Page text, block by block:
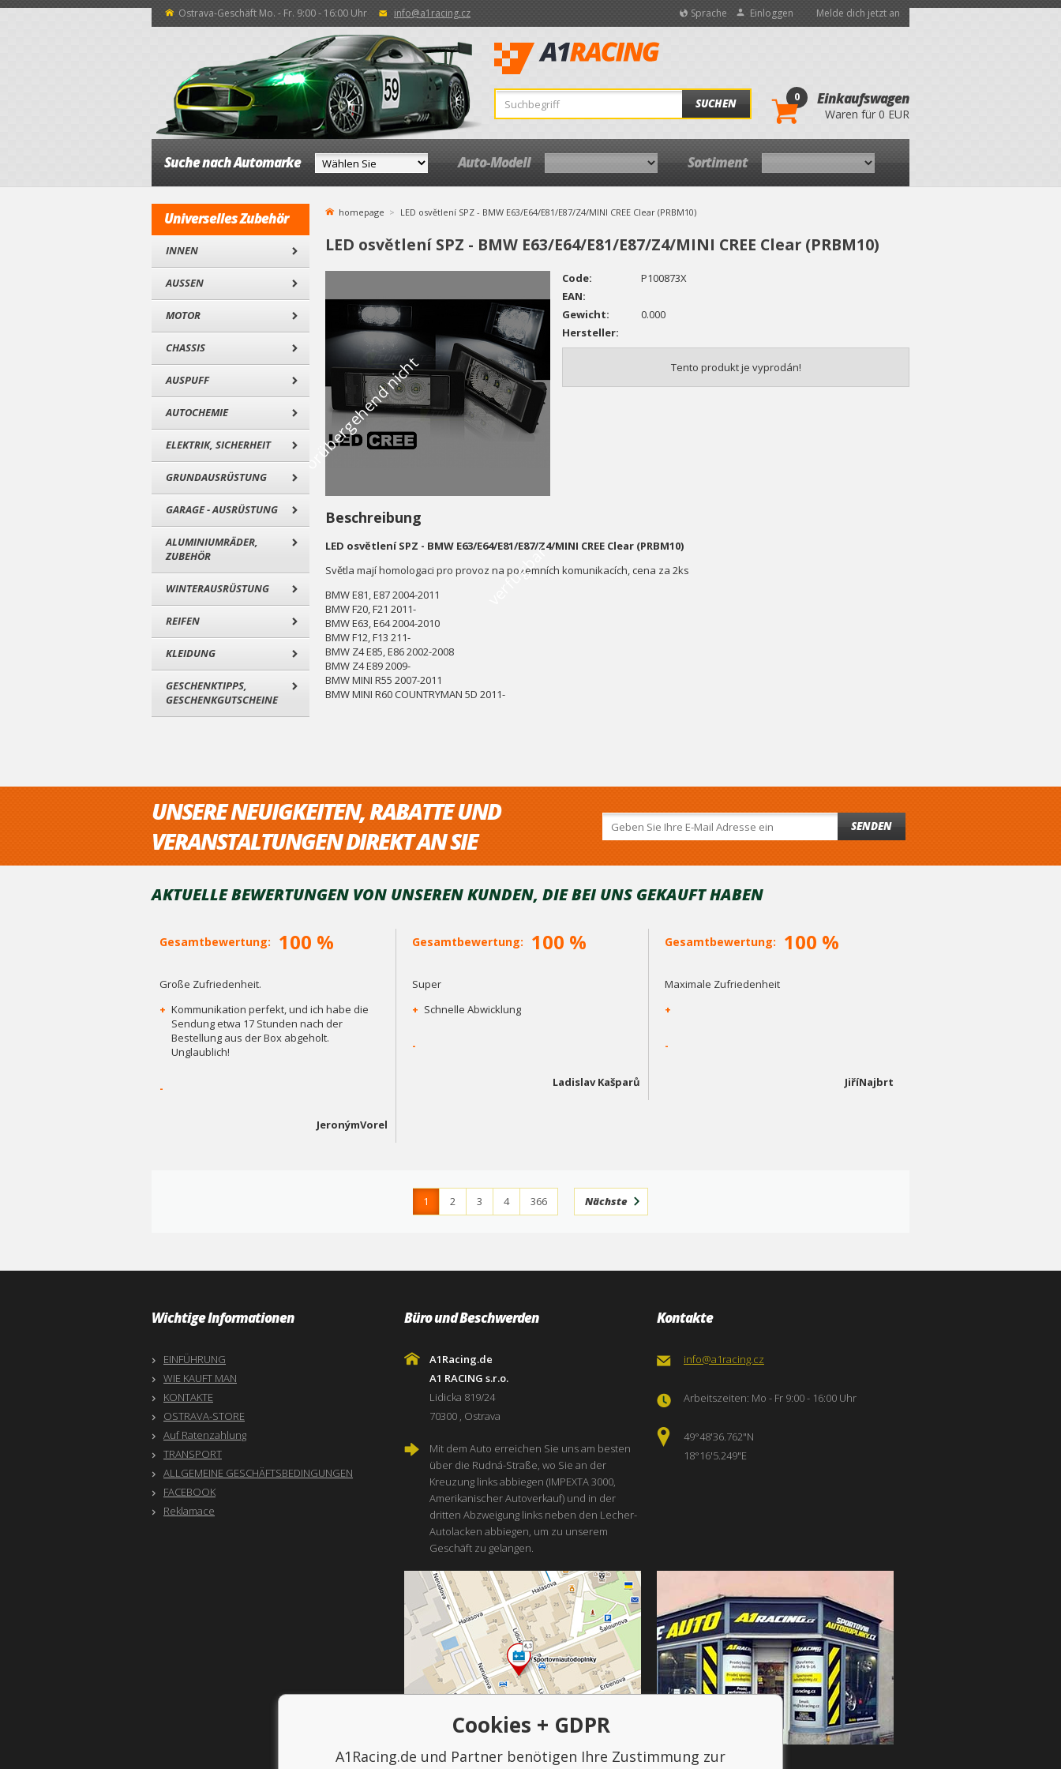
Ostrava-Geschäft Mo. - Fr. 9:00 - 16:00 Uhr info@a1racing.cz Sprache Einloggen Melde dich jetzt an
SUCHEN 0 Einkaufswagen
Waren für 0 EUR
Suche nach Automarke Auto-Modell Sortiment
Universelles Zubehör
INNEN
AUSSEN
MOTOR
CHASSIS
AUSPUFF
AUTOCHEMIE
ELEKTRIK, SICHERHEIT
GRUNDAUSRÜSTUNG
GARAGE - AUSRÜSTUNG
ALUMINIUMRÄDER,
ZUBEHÖR
WINTERAUSRÜSTUNG
REIFEN
KLEIDUNG
GESCHENKTIPPS,
GESCHENKGUTSCHEINE
homepage LED osvětlení SPZ - BMW E63/E64/E81/E87/Z4/MINI CREE Clear (PRBM10)
LED osvětlení SPZ - BMW E63/E64/E81/E87/Z4/MINI CREE Clear (PRBM10)
V
o
r
ü
b
e
r
g
e
h
e
n
d
n
i
c
h
t
v
e
r
f
ü
g
b
a
r
Code:
P100873X
EAN:
Gewicht:
0.000
Hersteller:
Tento produkt je vyprodán!
Beschreibung
LED osvětlení SPZ - BMW E63/E64/E81/E87/Z4/MINI CREE Clear (PRBM10)
Světla mají homologaci pro provoz na pozemních komunikacích, cena za 2ks
BMW E81, E87 2004-2011
BMW F20, F21 2011-
BMW E63, E64 2004-2010
BMW F12, F13 211-
BMW Z4 E85, E86 2002-2008
BMW Z4 E89 2009-
BMW MINI R55 2007-2011
BMW MINI R60 COUNTRYMAN 5D 2011-
UNSERE NEUIGKEITEN, RABATTE UND
VERANSTALTUNGEN DIREKT AN SIE
SENDEN
AKTUELLE BEWERTUNGEN VON UNSEREN KUNDEN, DIE BEI ​​UNS GEKAUFT HABEN
Gesamtbewertung: 100 %
Große Zufriedenheit.
+ Kommunikation perfekt, und ich habe die
Sendung etwa 17 Stunden nach der
Bestellung aus der Box abgeholt.
Unglaublich!
-
JeronýmVorel
Gesamtbewertung: 100 %
Super
+ Schnelle Abwicklung
-
Ladislav Kašparů
Gesamtbewertung: 100 %
Maximale Zufriedenheit
+
-
JiříNajbrt
1 2 3 4 366 Nächste
Wichtige Informationen
EINFÜHRUNG
WIE KAUFT MAN
KONTAKTE
OSTRAVA-STORE
Auf Ratenzahlung
TRANSPORT
ALLGEMEINE GESCHÄFTSBEDINGUNGEN
FACEBOOK
Reklamace
Büro und Beschwerden
A1Racing.de
A1 RACING s.r.o.
Lidicka 819/24
70300 , Ostrava
Mit dem Auto erreichen Sie uns am besten
über die Rudná-Straße, wo Sie an der
Kreuzung links abbiegen (IMPEXTA 3000,
Amerikanischer Autoverkauf) und in der
dritten Abzweigung links neben den Lecher-
Autolacken abbiegen, um zu unserem
Geschäft zu gelangen.
Kontakte
info@a1racing.cz
Arbeitszeiten: Mo - Fr 9:00 - 16:00 Uhr
49°48'36.762"N
18°16'5.249"E
Cookies + GDPR
A1Racing.de und Partner benötigen Ihre Zustimmung zur